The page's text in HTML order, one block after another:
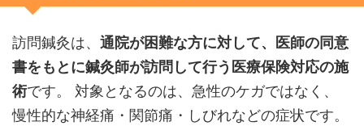
訪問鍼灸は、 通院が困難な方に対して、医師の同意
書をもとに鍼灸師が訪問して行う医療保険対応の施
術です。 対象となるのは、急性のケガではなく、
慢性的な神経痛・関節痛・しびれなどの症状です。